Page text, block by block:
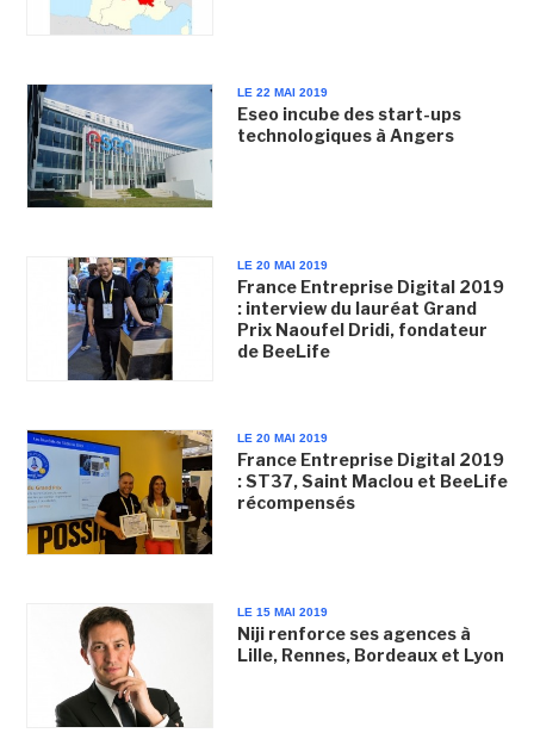
LE 22 MAI 2019
Eseo incube des start-ups
technologiques à Angers
LE 20 MAI 2019
France Entreprise Digital 2019
: interview du lauréat Grand
Prix Naoufel Dridi, fondateur
de BeeLife
LE 20 MAI 2019
France Entreprise Digital 2019
: ST37, Saint Maclou et BeeLife
récompensés
LE 15 MAI 2019
Niji renforce ses agences à
Lille, Rennes, Bordeaux et Lyon